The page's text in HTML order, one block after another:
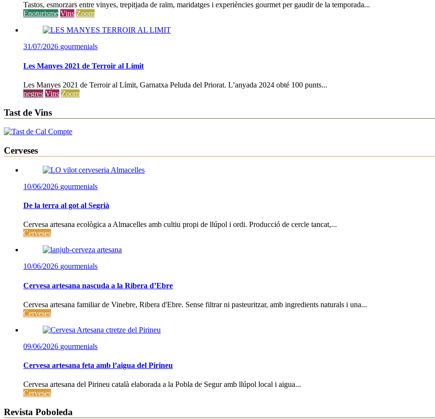
Tastos, esmorzars entre vinyes, trepitjada de raïm, maridatges i experiències gourmet per gaudir de la temporada...
Enoturisme Vins Zoom
31/07/2026 gourmenials
Les Manyes 2021 de Terroir al Límit
Les Manyes 2021 de Terroir al Límit, Garnatxa Peluda del Priorat. L’anyada 2024 obté 100 punts...
negres Vins Zoom
Tast de Vins
Cerveses
10/06/2026 gourmenials
De la terra al got al Segrià
Cervesa artesana ecològica a Almacelles amb cultiu propi de llúpol i ordi. Producció de cercle tancat,...
Cerveses
10/06/2026 gourmenials
Cervesa artesana nascuda a la Ribera d’Ebre
Cervesa artesana familiar de Vinebre, Ribera d'Ebre. Sense filtrar ni pasteuritzar, amb ingredients naturals i una...
Cerveses
09/06/2026 gourmenials
Cervesa artesana feta amb l’aigua del Pirineu
Cervesa artesana del Pirineu català elaborada a la Pobla de Segur amb llúpol local i aigua...
Cerveses
Revista Poboleda